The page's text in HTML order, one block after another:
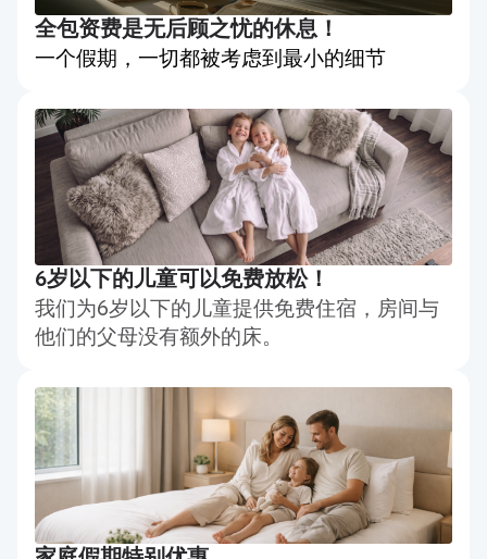
全包资费是无后顾之忧的休息！
一个假期，一切都被考虑到最小的细节
6岁以下的儿童可以免费放松！
我们为6岁以下的儿童提供免费住宿，房间与
他们的父母没有额外的床。